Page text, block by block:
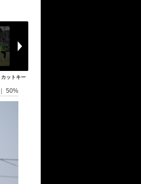
カットキー
50%